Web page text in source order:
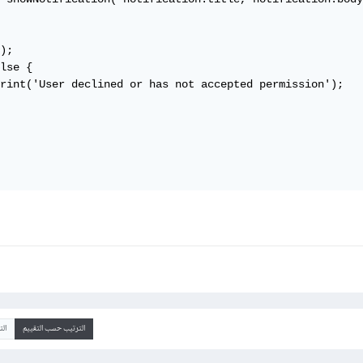
{
declined or has not accepted permission');
الترتيب حسب التقييم